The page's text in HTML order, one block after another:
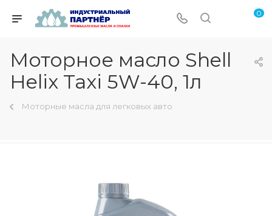
0
Моторное масло Shell
Helix Taxi 5W-40, 1л
Моторные масла для легковых авто